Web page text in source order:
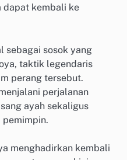
dapat kembali ke
sebagai sosok yang
taktik legendaris
perang tersebut.
perjalanan
ayah sekaligus
pemimpin.
menghadirkan kembali